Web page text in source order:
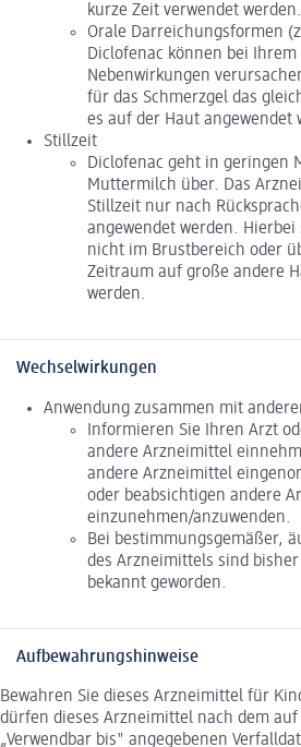
kurze Zeit verwendet werden.
Orale Darreichungsformen
Diclofenac können bei
Nebenwirkungen
für das Schmerzgel das
es auf der Haut angewendet
Stillzeit
Diclofenac geht in geringen
Muttermilch über. Das
Stillzeit nur nach
angewendet werden.
nicht im Brustbereich oder
Zeitraum auf große andere
werden.
Wechselwirkungen
Anwendung zusammen mit
Informieren Sie Ihren Arzt
andere Arzneimittel
andere Arzneimittel
oder beabsichtigen andere
einzunehmen/anzuwenden.
Bei bestimmungsgemäßer,
des Arzneimittels sind
bekannt geworden.
Aufbewahrungshinweise
Bewahren Sie dieses Arzneimittel für
dürfen dieses Arzneimittel nach dem
„Verwendbar bis" angegebenen